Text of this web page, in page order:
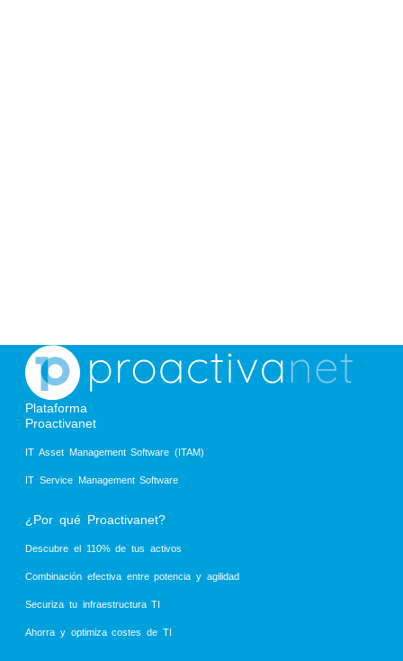
Plataforma
Proactivanet
IT Asset Management Software (ITAM)
IT Service Management Software
¿Por qué Proactivanet?
Descubre el 110% de tus activos
Combinación efectiva entre potencia y agilidad
Securiza tu infraestructura TI
Ahorra y optimiza costes de TI